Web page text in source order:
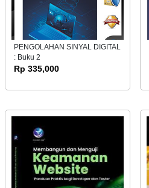
PENGOLAHAN SINYAL DIGITAL
: Buku 2
Rp 335,000